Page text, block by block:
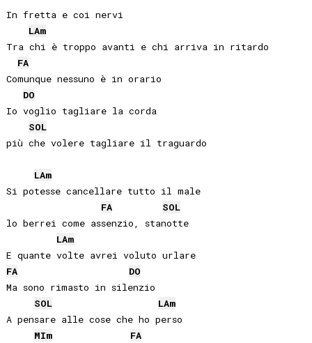
In fretta e coi nervi
LAm
Tra chi è troppo avanti e chi arriva in ritardo
FA
Comunque nessuno è in orario
DO
Io voglio tagliare la corda
SOL
più che volere tagliare il traguardo
LAm
Si potesse cancellare tutto il male
FA
SOL
lo berrei come assenzio, stanotte
LAm
E quante volte avrei voluto urlare
FA
DO
Ma sono rimasto in silenzio
SOL
LAm
A pensare alle cose che ho perso
MIm
FA